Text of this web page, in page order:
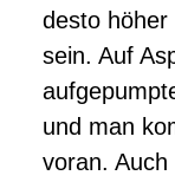
desto höher
sein. Auf
und man
voran.